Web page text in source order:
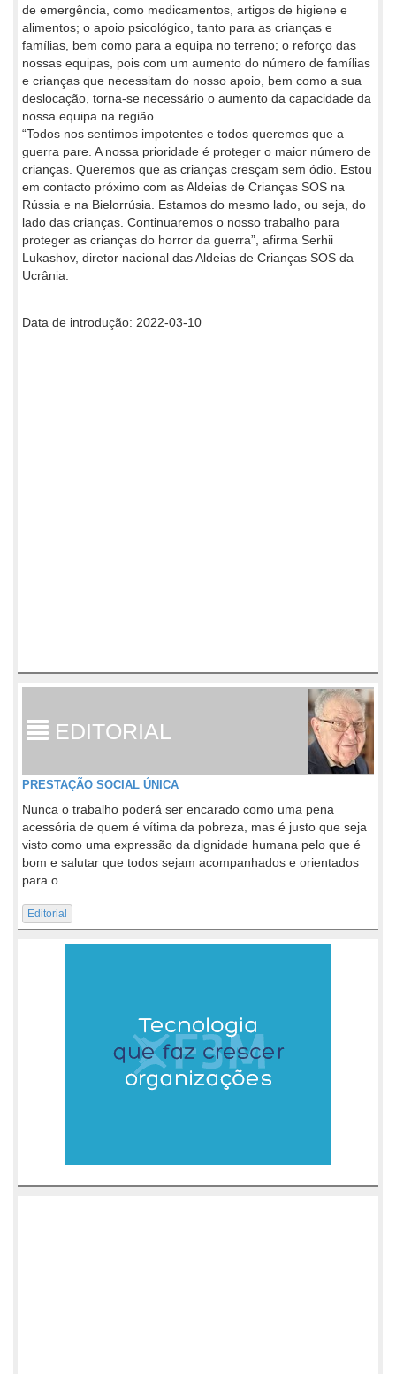
de emergência, como medicamentos, artigos de higiene e
alimentos; o apoio psicológico, tanto para as crianças e
famílias, bem como para a equipa no terreno; o reforço das
nossas equipas, pois com um aumento do número de famílias
e crianças que necessitam do nosso apoio, bem como a sua
deslocação, torna-se necessário o aumento da capacidade da
nossa equipa na região.
“Todos nos sentimos impotentes e todos queremos que a
guerra pare. A nossa prioridade é proteger o maior número de
crianças. Queremos que as crianças cresçam sem ódio. Estou
em contacto próximo com as Aldeias de Crianças SOS na
Rússia e na Bielorrúsia. Estamos do mesmo lado, ou seja, do
lado das crianças. Continuaremos o nosso trabalho para
proteger as crianças do horror da guerra”, afirma Serhii
Lukashov, diretor nacional das Aldeias de Crianças SOS da
Ucrânia.
Data de introdução: 2022-03-10
EDITORIAL
PRESTAÇÃO SOCIAL ÚNICA
Nunca o trabalho poderá ser encarado como uma pena
acessória de quem é vítima da pobreza, mas é justo que seja
visto como uma expressão da dignidade humana pelo que é
bom e salutar que todos sejam acompanhados e orientados
para o...
Editorial